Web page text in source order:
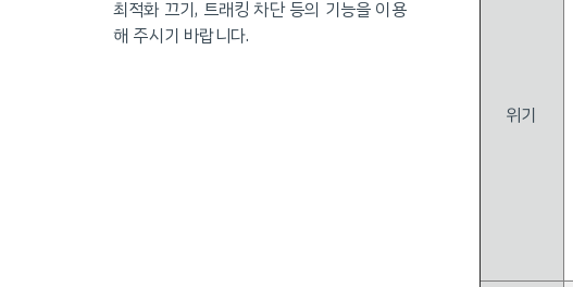
위기
최적화 끄기, 트래킹 차단 등의 기능을 이용
해 주시기 바랍니다.